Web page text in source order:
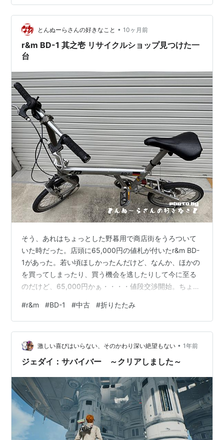
リーホイールも汚い・・・。リアはずして、ガソリンで
洗うか。ハブ一式交換よりは安いと思うのだけど最低限
メンテ終わったら考えよう。
とんぬーらさんの好きなこと • 10ヶ月前
r&m BD-1 其之壱 リサイクルショップ見つけた一
台
そう、あれはちょっとした野暮用で商店街をうろついて
いた時だった。店頭に65,000円の値札が付いたr&m BD-
1があった。若い頃ほしかったんだけど、なんか、ほかの
を買ってしまったり、買う機会を逃したりして今に至る
のだけど、65,000円かぁ・・・・値段交渉開始。ちょっ
いしたら30%オフまで行った。ダメ押しに「今日、誕生
日なんです、自分」って行ったら35,000円になった。 乗
って帰れるか？と思ってちょっと乗ったが、空気が入っ
てなかった。途中、自転車屋さんで入れようと思ったら
臨時休業・・・くそ、付いてないぞと思いつつ帰宅。 感
#r&m #BD-1 #中古 #折りたたみ
激しい喜びはいらない、そのかわり深い絶望もない • 1年前
ジェダイ：サバイバー ～クリアしました～